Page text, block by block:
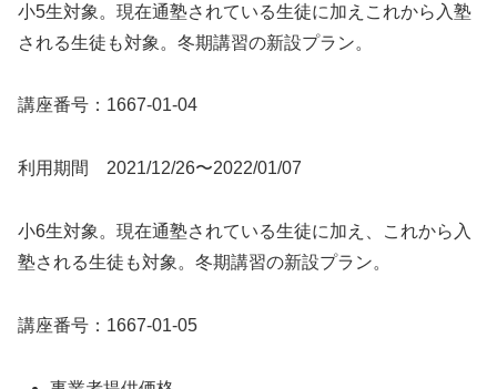
小5生対象。現在通塾されている生徒に加えこれから入塾
される生徒も対象。冬期講習の新設プラン。
講座番号：1667-01-04
利用期間 2021/12/26〜2022/01/07
小6生対象。現在通塾されている生徒に加え、これから入
塾される生徒も対象。冬期講習の新設プラン。
講座番号：1667-01-05